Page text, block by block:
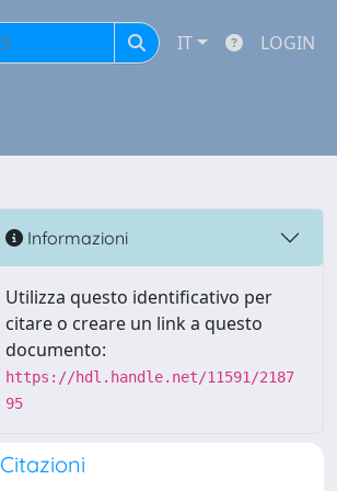
IT LOGIN
Informazioni
Utilizza questo identificativo per
citare o creare un link a questo
documento:
https://hdl.handle.net/11591/2187
95
Citazioni